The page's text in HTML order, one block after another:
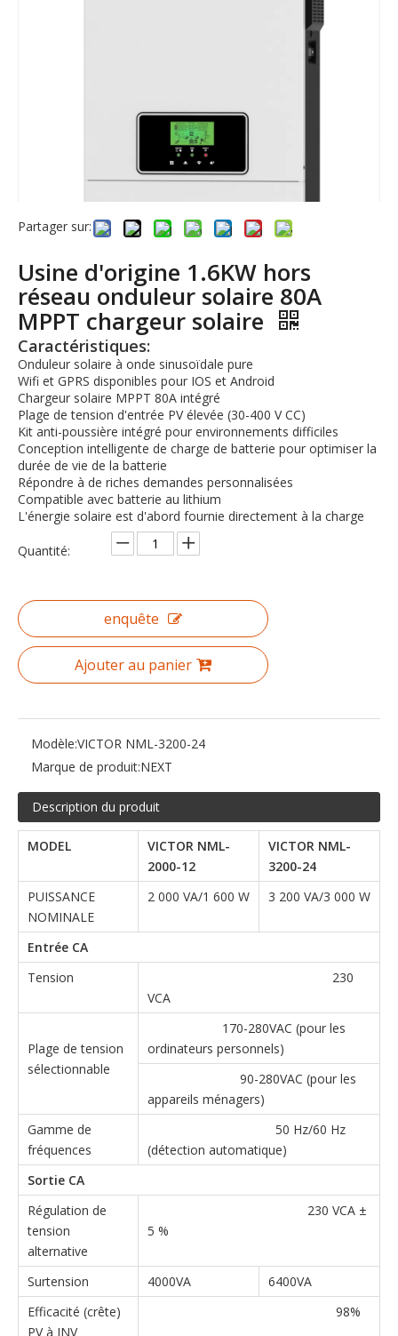
Partager sur:
Usine d'origine 1.6KW hors
réseau onduleur solaire 80A
MPPT chargeur solaire
Caractéristiques:
Onduleur solaire à onde sinusoïdale pure
Wifi et GPRS disponibles pour IOS et Android
Chargeur solaire MPPT 80A intégré
Plage de tension d'entrée PV élevée (30-400 V CC)
Kit anti-poussière intégré pour environnements difficiles
Conception intelligente de charge de batterie pour optimiser la
durée de vie de la batterie
Répondre à de riches demandes personnalisées
Compatible avec batterie au lithium
L'énergie solaire est d'abord fournie directement à la charge
Quantité:
enquête
Ajouter au panier
Modèle:VICTOR NML-3200-24
Marque de produit:NEXT
Description du produit
MODEL
VICTOR NML-
2000-12
VICTOR NML-
3200-24
PUISSANCE
NOMINALE
2 000 VA/1 600 W 3 200 VA/3 000 W
Entrée CA
Tension
230
VCA
Plage de tension
sélectionnable
170-280VAC (pour les
ordinateurs personnels)
90-280VAC (pour les
appareils ménagers)
Gamme de
fréquences
50 Hz/60 Hz
(détection automatique)
Sortie CA
Régulation de
tension
alternative
230 VCA ±
5 %
Surtension 4000VA
6400VA
Efficacité (crête)
PV à INV
98%